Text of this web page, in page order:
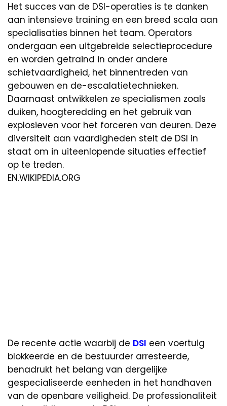
Het succes van de DSI-operaties is te danken
aan intensieve training en een breed scala aan
specialisaties binnen het team. Operators
ondergaan een uitgebreide selectieprocedure
en worden getraind in onder andere
schietvaardigheid, het binnentreden van
gebouwen en de-escalatietechnieken.
Daarnaast ontwikkelen ze specialismen zoals
duiken, hoogteredding en het gebruik van
explosieven voor het forceren van deuren. Deze
diversiteit aan vaardigheden stelt de DSI in
staat om in uiteenlopende situaties effectief
op te treden.
EN.WIKIPEDIA.ORG
De recente actie waarbij de DSI een voertuig
blokkeerde en de bestuurder arresteerde,
benadrukt het belang van dergelijke
gespecialiseerde eenheden in het handhaven
van de openbare veiligheid. De professionaliteit